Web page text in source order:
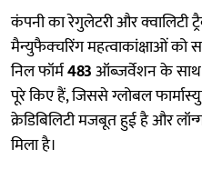
कंपनी का रेगुलेटरी और क्वालिटी
मैन्युफैक्चरिंग महत्वाकांक्षाओं को
निल फॉर्म483ऑब्ज़र्वेशन के साथ
पूरे किए हैं, जिससे ग्लोबल
क्रेडिबिलिटी मजबूत हुई है और
मिला है।